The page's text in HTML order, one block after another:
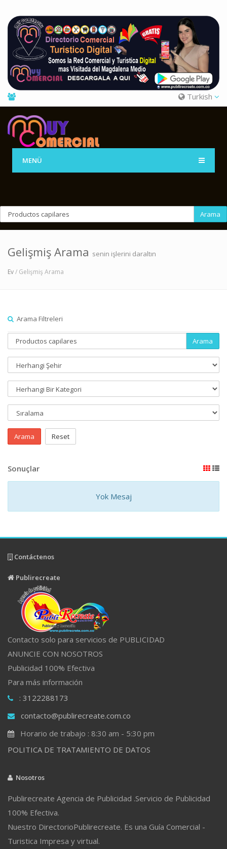
Turkish
MENÜ
Arama
Gelişmiş Arama senin işlerini daraltın
Ev/ Gelişmiş Arama
Arama Filtreleri
Arama
Arama Reset
Sonuçlar
Yok Mesaj
Contáctenos
Publirecreate
Contacto solo para servicios de PUBLICIDAD
ANUNCIE CON NOSOTROS
Publicidad 100% Efectiva
Para más información
: 3122288173
contacto@publirecreate.com.co
Horario de trabajo : 8:30 am - 5:30 pm
POLITICA DE TRATAMIENTO DE DATOS
Nosotros
Publirecreate Agencia de Publicidad .Servicio de Publicidad
100% Efectiva.
Nuestro DirectorioPublirecreate. Es una Guía Comercial -
Turistica Impresa y virtual.